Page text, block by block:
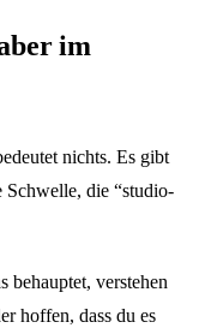
im
nichts. Es gibt
die “studio-
behauptet, verstehen
hoffen, dass du es